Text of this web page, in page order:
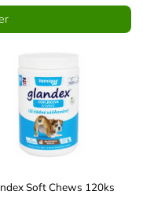
Soft Chews 120ks